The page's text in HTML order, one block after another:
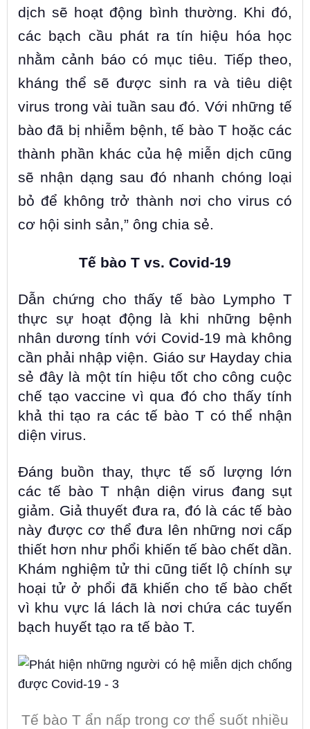
dịch sẽ hoạt động bình thường. Khi đó,
các bạch cầu phát ra tín hiệu hóa học
nhằm cảnh báo có mục tiêu. Tiếp theo,
kháng thể sẽ được sinh ra và tiêu diệt
virus trong vài tuần sau đó. Với những tế
bào đã bị nhiễm bệnh, tế bào T hoặc các
thành phần khác của hệ miễn dịch cũng
sẽ nhận dạng sau đó nhanh chóng loại
bỏ để không trở thành nơi cho virus có
cơ hội sinh sản,” ông chia sẻ.
Tế bào T vs. Covid-19
Dẫn chứng cho thấy tế bào Lympho T
thực sự hoạt động là khi những bệnh
nhân dương tính với Covid-19 mà không
cần phải nhập viện. Giáo sư Hayday chia
sẻ đây là một tín hiệu tốt cho công cuộc
chế tạo vaccine vì qua đó cho thấy tính
khả thi tạo ra các tế bào T có thể nhận
diện virus.
Đáng buồn thay, thực tế số lượng lớn
các tế bào T nhận diện virus đang sụt
giảm. Giả thuyết đưa ra, đó là các tế bào
này được cơ thể đưa lên những nơi cấp
thiết hơn như phổi khiến tế bào chết dần.
Khám nghiệm tử thi cũng tiết lộ chính sự
hoại tử ở phổi đã khiến cho tế bào chết
vì khu vực lá lách là nơi chứa các tuyến
bạch huyết tạo ra tế bào T.
Tế bào T ẩn nấp trong cơ thể suốt nhiều